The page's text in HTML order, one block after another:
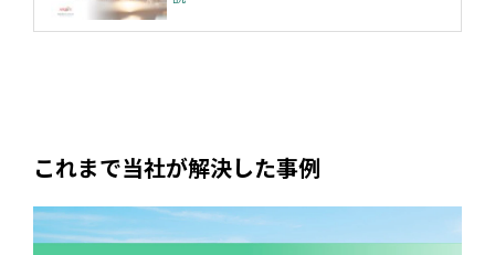
これまで当社が解決した事例